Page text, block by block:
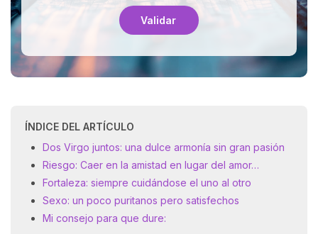
Validar
ÍNDICE DEL ARTÍCULO
Dos Virgo juntos: una dulce armonía sin gran pasión
Riesgo: Caer en la amistad en lugar del amor…
Fortaleza: siempre cuidándose el uno al otro
Sexo: un poco puritanos pero satisfechos
Mi consejo para que dure: